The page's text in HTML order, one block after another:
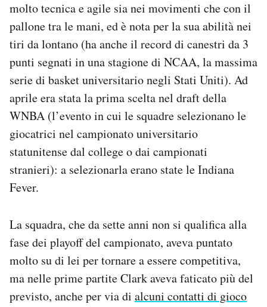
molto tecnica e agile sia nei movimenti che con il
pallone tra le mani, ed è nota per la sua abilità nei
tiri da lontano (ha anche il record di canestri da 3
punti segnati in una stagione di NCAA, la massima
serie di basket universitario negli Stati Uniti). Ad
aprile era stata la prima scelta nel draft della
WNBA (l’evento in cui le squadre selezionano le
giocatrici nel campionato universitario
statunitense dal college o dai campionati
stranieri): a selezionarla erano state le Indiana
Fever.
La squadra, che da sette anni non si qualifica alla
fase dei playoff del campionato, aveva puntato
molto su di lei per tornare a essere competitiva,
ma nelle prime partite Clark aveva faticato più del
previsto, anche per via di alcuni contatti di gioco